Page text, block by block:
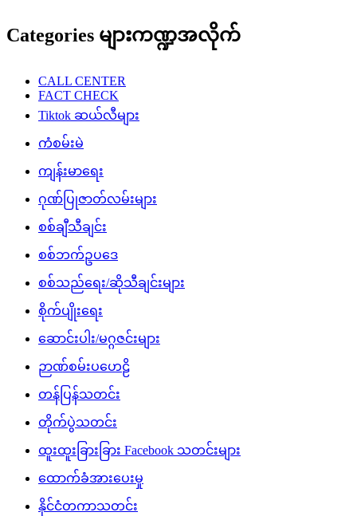
Categories များကဏ္ဍအလိုက်
CALL CENTER
FACT CHECK
Tiktok ဆယ်လီများ
ကံစမ်းမဲ
ကျန်းမာရေး
ဂုဏ်ပြုဇာတ်လမ်းများ
စစ်ချီသီချင်း
စစ်ဘက်ဥပဒေ
စစ်သည်ရေး/ဆိုသီချင်းများ
စိုက်ပျိုးရေး
ဆောင်းပါး/မဂ္ဂဇင်းများ
ဉာဏ်စမ်းပဟေဠိ
တန်ပြန်သတင်း
တိုက်ပွဲသတင်း
ထူးထူးခြားခြား Facebook သတင်းများ
ထောက်ခံအားပေးမှု
နိုင်ငံတကာသတင်း